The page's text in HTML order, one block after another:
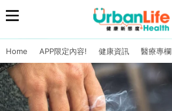
Home APP限定內容! 健康資訊 醫療專欄